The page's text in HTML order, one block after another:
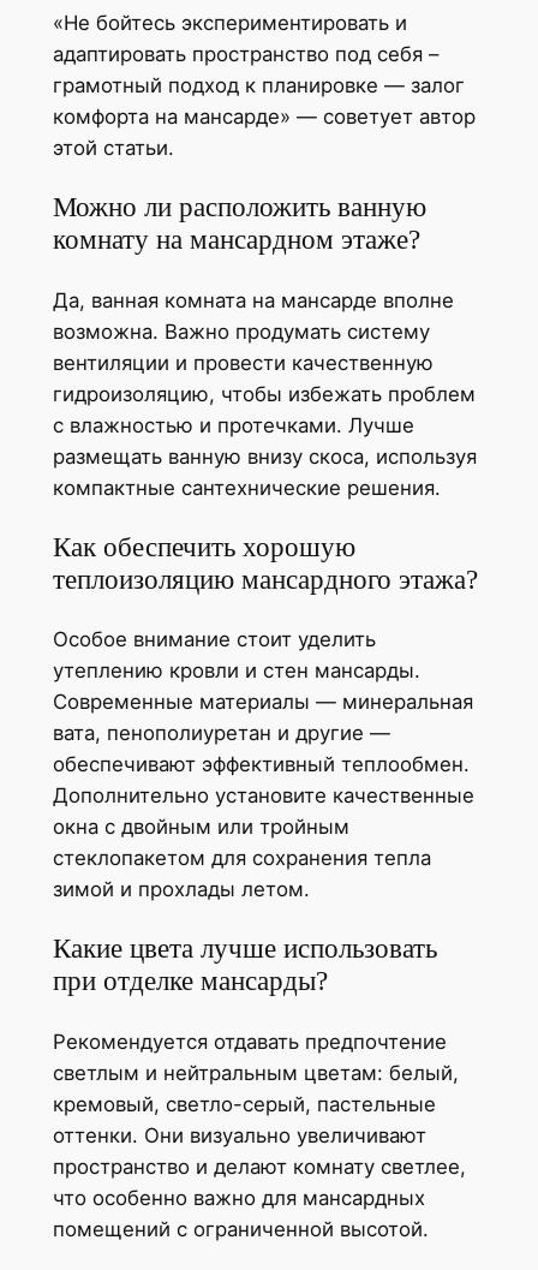
«Не бойтесь экспериментировать и
адаптировать пространство под себя –
грамотный подход к планировке — залог
комфорта на мансарде» — советует автор
этой статьи.
Можно ли расположить ванную
комнату на мансардном этаже?
Да, ванная комната на мансарде вполне
возможна. Важно продумать систему
вентиляции и провести качественную
гидроизоляцию, чтобы избежать проблем
с влажностью и протечками. Лучше
размещать ванную внизу скоса, используя
компактные сантехнические решения.
Как обеспечить хорошую
теплоизоляцию мансардного этажа?
Особое внимание стоит уделить
утеплению кровли и стен мансарды.
Современные материалы — минеральная
вата, пенополиуретан и другие —
обеспечивают эффективный теплообмен.
Дополнительно установите качественные
окна с двойным или тройным
стеклопакетом для сохранения тепла
зимой и прохлады летом.
Какие цвета лучше использовать
при отделке мансарды?
Рекомендуется отдавать предпочтение
светлым и нейтральным цветам: белый,
кремовый, светло-серый, пастельные
оттенки. Они визуально увеличивают
пространство и делают комнату светлее,
что особенно важно для мансардных
помещений с ограниченной высотой.